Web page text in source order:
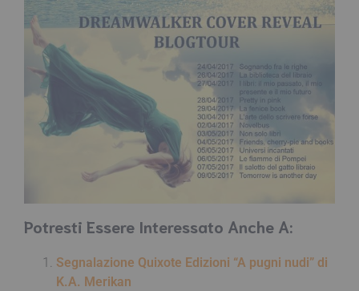
Potresti Essere Interessato Anche A:
Segnalazione Quixote Edizioni “A pugni nudi” di
K.A. Merikan